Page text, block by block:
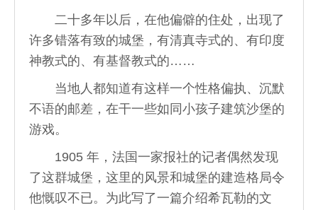
二十多年以后，在他偏僻的住处，出现了
许多错落有致的城堡，有清真寺式的、有印度
神教式的、有基督教式的……
当地人都知道有这样一个性格偏执、沉默
不语的邮差，在干一些如同小孩子建筑沙堡的
游戏。
1905 年，法国一家报社的记者偶然发现
了这群城堡，这里的风景和城堡的建造格局令
他慨叹不已。为此写了一篇介绍希瓦勒的文